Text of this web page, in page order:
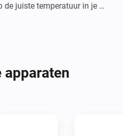
de juiste temperatuur in je
in de Homey-app. Homey
apparaten